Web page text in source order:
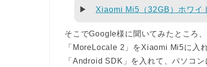
▶ Xiaomi Mi5（32GB）ホワイ
そこでGoogle様に聞いてみたところ
「MoreLocale 2」をXiaomi Mi5に入
「Android SDK」を入れて、パソコ